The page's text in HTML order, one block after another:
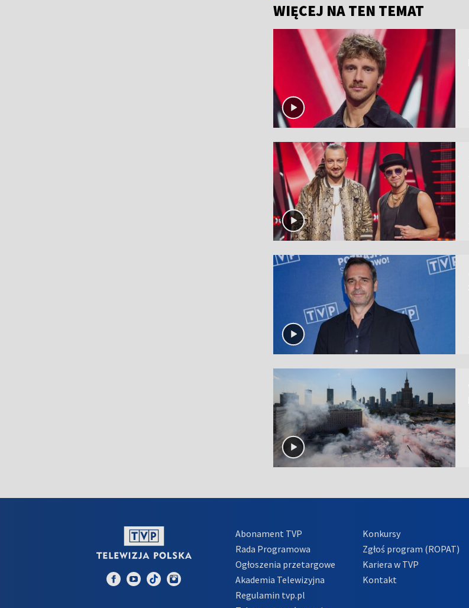
WIĘCEJ NA TEN TEMAT
Abonament TVP
Rada Programowa
Ogłoszenia przetargowe
Akademia Telewizyjna
Regulamin tvp.pl
Konkursy
Zgłoś program (ROPAT)
Kariera w TVP
Kontakt